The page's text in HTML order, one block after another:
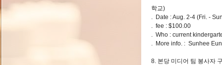
학교)
. Date : Aug. 2-4 (Fri. -
. fee : $100.00
. Who : current
. More info. : Sunhee
8. 본당 미디어 팀 봉사자